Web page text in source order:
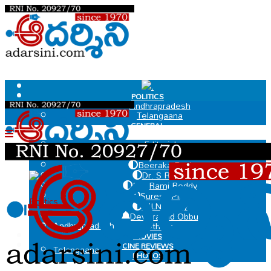
.
POLITICS
Andhrapradesh
Telangaana
GENERAL
EDIT PAGE
Editorial
Dr Govindaraju Chakradhar
Beeraka Ravi
Dr. S Ramu
MV Rami Reddy
Suresh Pillai
MLN Murty
Deviprasad Obbu
Others
MOVIES
CINE REVIEWS
PHOTOS
VIDEOS
.
Politics
Andhrapradesh
Telangaana